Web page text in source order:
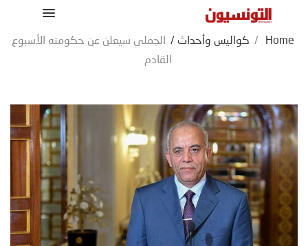
Home
/ كواليس وأحداث /
الجملي سيعلن عن حكومته الأسبوع
القادم